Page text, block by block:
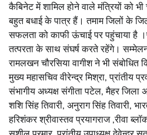
कैबिनेट में शामिल होने वाले मंत्रियों को
बहुत बधाई के पात्र हैं। तमाम जिलों के
सफलता को काफी ऊंचाई पर पहुंचाया है
तत्परता के साथ संघर्ष करते रहेंगे। सम्मेलन में
रामलखन चौरसिया वागीश ने भी संबोधित
मुख्य महासचिव वीरेन्द्र मिश्रा, प्रांतीय
संभागीय अध्यक्ष संगीता पटेल, मैहर जिला
शशि सिंह तिवारी, अनुराग सिंह तिवारी,
हरिशंकर श्रीवास्तव प्रयागराज ,रीवा